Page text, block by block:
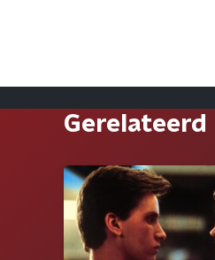
Gerelateerd